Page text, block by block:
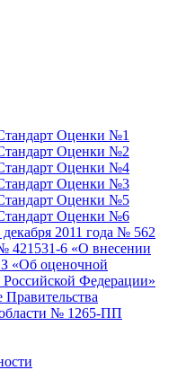
Оценки №1
Оценки №2
Оценки №4
Оценки №3
Оценки №5
Оценки №6
2011 года № 562
421531-6 «О внесении
«Об оценочной
Российской Федерации»
№ 1265-ПП